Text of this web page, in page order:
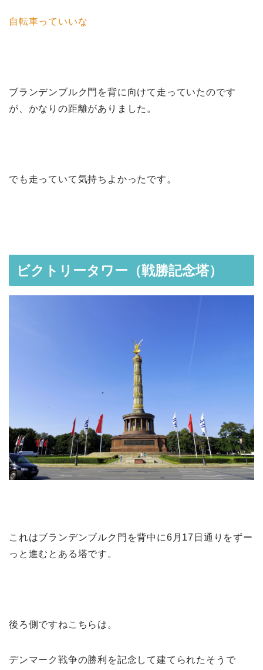
自転車っていいな
ブランデンブルク門を背に向けて走っていたのです
が、かなりの距離がありました。
でも走っていて気持ちよかったです。
ビクトリータワー（戦勝記念塔）
これはブランデンブルク門を背中に6月17日通りをずー
っと進むとある塔です。
後ろ側ですねこちらは。
デンマーク戦争の勝利を記念して建てられたそうで